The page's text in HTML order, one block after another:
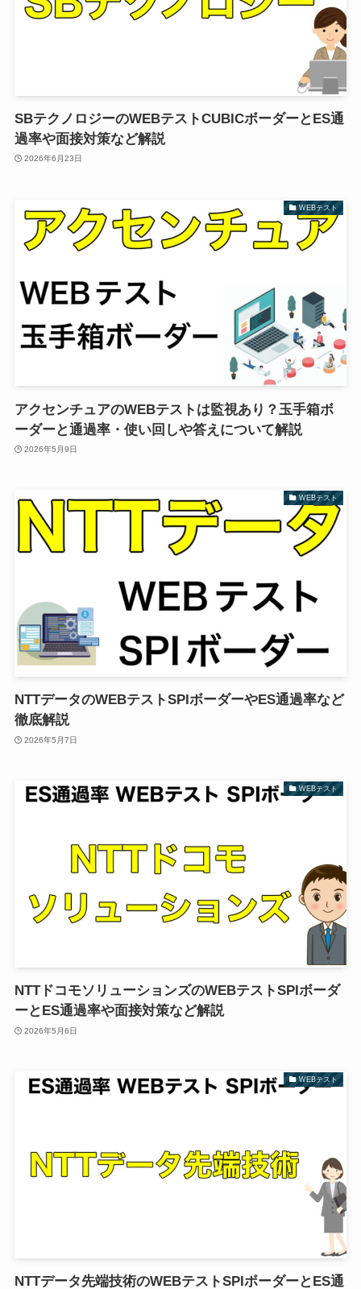
SBテクノロジーのWEBテストCUBICボーダーとES通
過率や面接対策など解説
2026年6月23日
WEBテスト
アクセンチュアのWEBテストは監視あり？玉手箱ボ
ーダーと通過率・使い回しや答えについて解説
2026年5月9日
WEBテスト
NTTデータのWEBテストSPIボーダーやES通過率など
徹底解説
2026年5月7日
WEBテスト
NTTドコモソリューションズのWEBテストSPIボーダ
ーとES通過率や面接対策など解説
2026年5月6日
WEBテスト
NTTデータ先端技術のWEBテストSPIボーダーとES通